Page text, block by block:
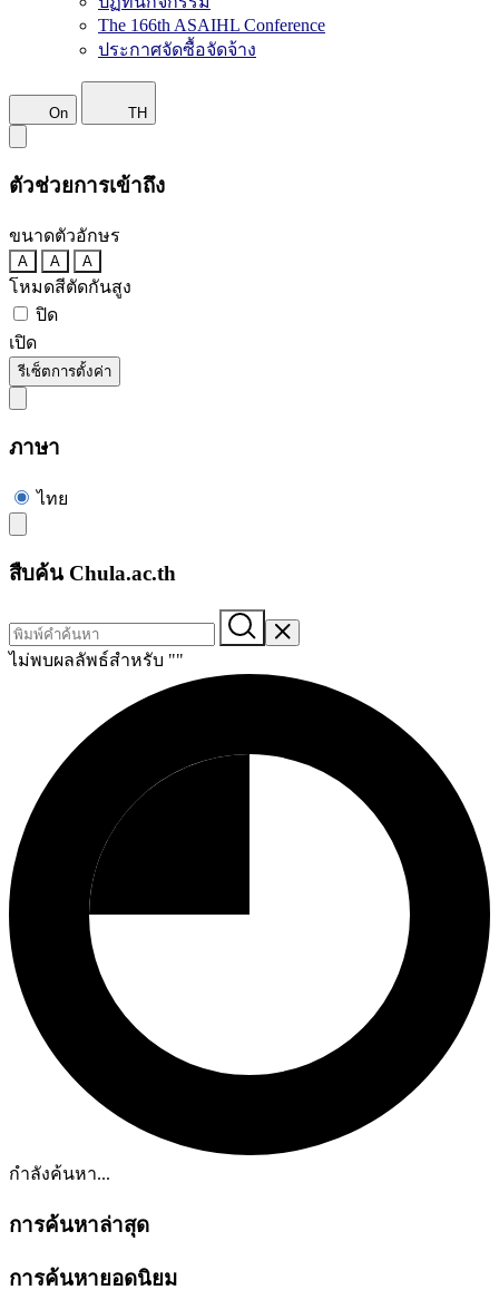
The 166th ASAIHL Conference
ประกาศจัดซื้อจัดจ้าง
On TH
ตัวช่วยการเข้าถึง
ขนาดตัวอักษร
A A A
โหมดสีตัดกันสูง
ปิด
เปิด
รีเซ็ตการตั้งค่า
ภาษา
ไทย
สืบค้น Chula.ac.th
ไม่พบผลลัพธ์สำหรับ ""
กำลังค้นหา...
การค้นหาล่าสุด
การค้นหายอดนิยม